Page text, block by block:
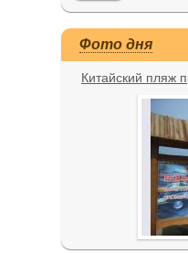
Фото дня
Китайский пляж